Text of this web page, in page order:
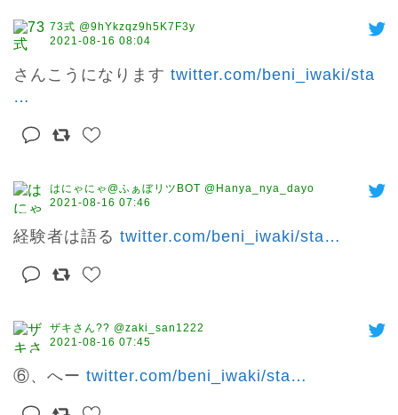
73式 @9hYkzqz9h5K7F3y
2021-08-16 08:04
さんこうになります twitter.com/beni_iwaki/sta
…
はにゃにゃ@ふぁぼリツBOT @Hanya_nya_dayo
2021-08-16 07:46
経験者は語る twitter.com/beni_iwaki/sta…
ザキさん?? @zaki_san1222
2021-08-16 07:45
⑥、へー twitter.com/beni_iwaki/sta…